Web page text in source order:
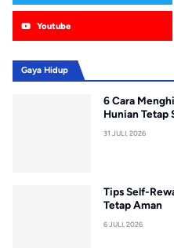
Youtube
Gaya Hidup
6 Cara
Hunian Tetap
31 JULI, 2026
Tips Self-
Tetap Aman
6 JULI, 2026